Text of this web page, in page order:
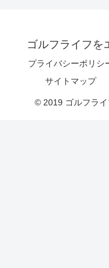
ゴルフライフを
プライバシーポリシ
サイトマップ
© 2019 ゴルフライ